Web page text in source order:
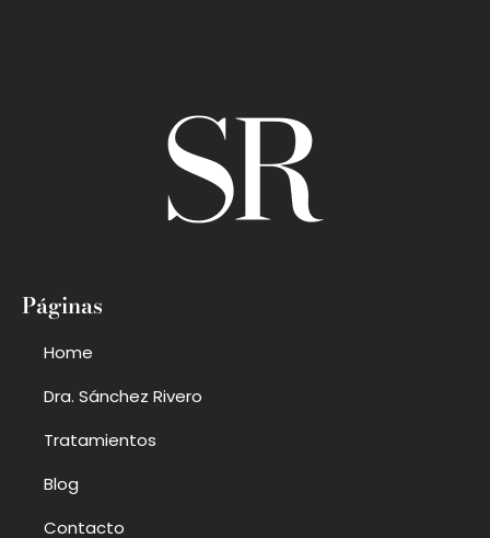
Páginas
Home
Dra. Sánchez Rivero
Tratamientos
Blog
Contacto